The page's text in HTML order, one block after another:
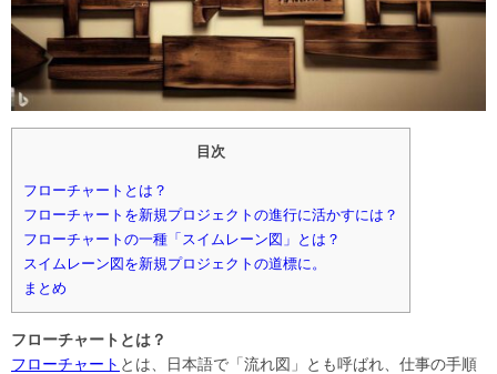
目次
フローチャートとは？
フローチャートを新規プロジェクトの進行に活かすには？
フローチャートの一種「スイムレーン図」とは？
スイムレーン図を新規プロジェクトの道標に。
まとめ
フローチャートとは？
フローチャート とは、日本語で「流れ図」とも呼ばれ、仕事の手順